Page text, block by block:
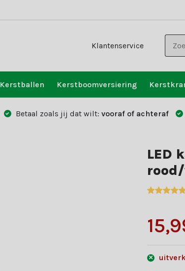
Klantenservice
Kerstballen Kerstboomversiering
Betaal zoals jij dat wilt: vooraf of achteraf
LED